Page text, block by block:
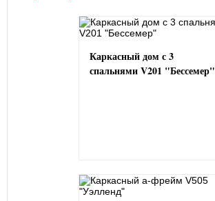
Каркасный дом с 3
спальнями V201 "Бессемер"